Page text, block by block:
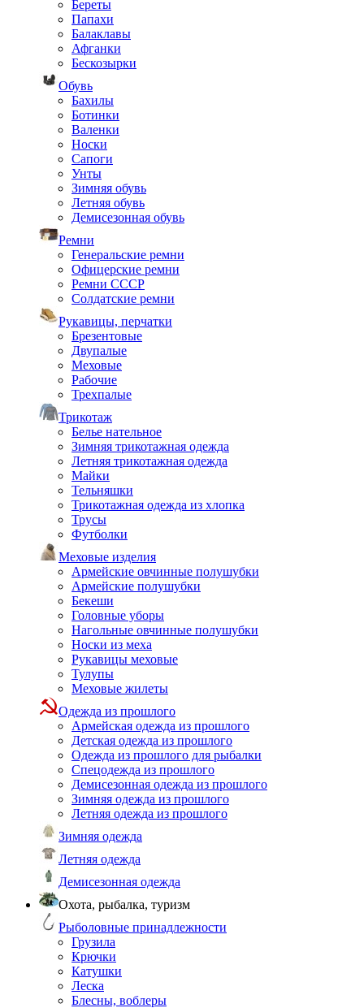
Береты
Папахи
Балаклавы
Афганки
Бескозырки
Обувь
Бахилы
Ботинки
Валенки
Носки
Сапоги
Унты
Зимняя обувь
Летняя обувь
Демисезонная обувь
Ремни
Генеральские ремни
Офицерские ремни
Ремни СССР
Солдатские ремни
Рукавицы, перчатки
Брезентовые
Двупалые
Меховые
Рабочие
Трехпалые
Трикотаж
Белье нательное
Зимняя трикотажная одежда
Летняя трикотажная одежда
Майки
Тельняшки
Трикотажная одежда из хлопка
Трусы
Футболки
Меховые изделия
Армейские овчинные полушубки
Армейские полушубки
Бекеши
Головные уборы
Нагольные овчинные полушубки
Носки из меха
Рукавицы меховые
Тулупы
Меховые жилеты
Одежда из прошлого
Армейская одежда из прошлого
Детская одежда из прошлого
Одежда из прошлого для рыбалки
Спецодежда из прошлого
Демисезонная одежда из прошлого
Зимняя одежда из прошлого
Летняя одежда из прошлого
Зимняя одежда
Летняя одежда
Демисезонная одежда
Охота, рыбалка, туризм
Рыболовные принадлежности
Грузила
Крючки
Катушки
Леска
Блесны, воблеры